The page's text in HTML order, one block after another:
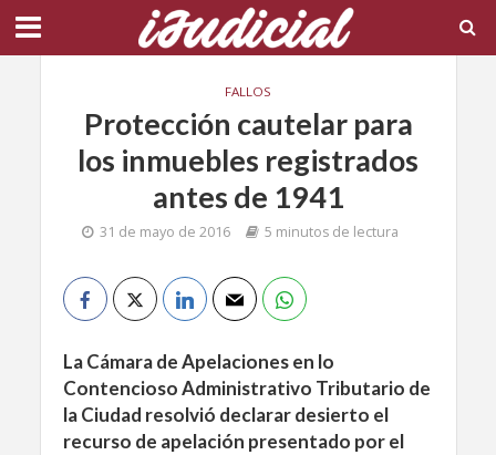
FALLOS
Protección cautelar para
los inmuebles registrados
antes de 1941
31 de mayo de 2016 5 minutos de lectura
La Cámara de Apelaciones en lo
Contencioso Administrativo Tributario de
la Ciudad resolvió declarar desierto el
recurso de apelación presentado por el